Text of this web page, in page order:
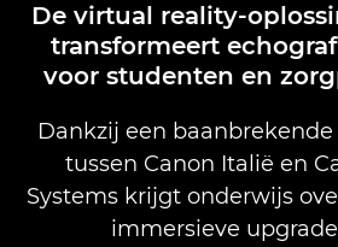
De virtual reality-
transformeert
voor studenten en
Dankzij een
tussen Canon Italië en
Systems krijgt onderwijs
immersieve